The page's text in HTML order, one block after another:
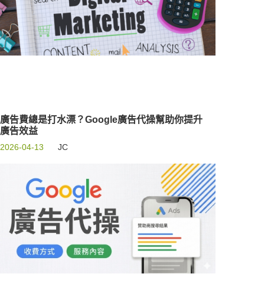
廣告費總是打水漂？Google廣告代操幫助你提升
廣告效益
2026-04-13 JC